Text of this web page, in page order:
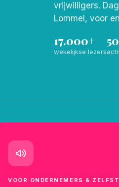
vrijwilligers.
Lommel, voor
17.000+
wekelijkse lezers
VOOR ONDERNEMERS &